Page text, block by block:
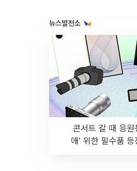
뉴스발전소
콘서트 갈 때 응
애' 위한 필수품 등